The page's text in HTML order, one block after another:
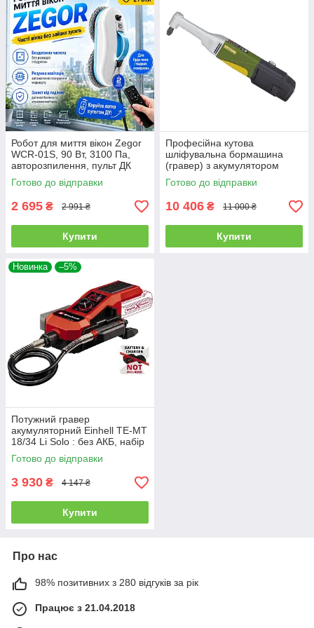
Робот для миття вікон Zegor
WCR-01S, 90 Вт, 3100 Па,
авторозпилення, пульт ДК
Готово до відправки
2 695 ₴ 2 991 ₴
Купити
Професійна кутова
шліфувальна бормашина
(гравер) з акумулятором
PROXXON LWB/A : з АКБ 10.8
V 2.6 Ah (29805)
Готово до відправки
10 406 ₴ 11 000 ₴
Купити
Новинка –5%
Потужний гравер
акумуляторний Einhell TE-MT
18/34 Li Solo : без АКБ, набір
насадок 55 шт (4419360)
Готово до відправки
3 930 ₴ 4 147 ₴
Купити
Про нас
98% позитивних з 280 відгуків за рік
Працює з 21.04.2018